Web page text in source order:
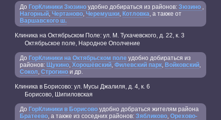
До ГорКлиники Зюзино удобно добираться из районов: Зюзино
Нагорный Чертаново Черемушки Котловка , а также от
Варшавского ш.
Клиника на Октябрьском Поле: ул. М. Тухачевского, д. 22, к. 3
Октябрьское поле, Народное Ополчение
До ГорКлиники на Октябрьском поле удобно добираться из
районов: Щукино Хорошёвский Филевский парк Войковский
Сокол Строгино и др.
Клиника в Борисово: ул. Мусы Джалиля, д. 4, к. 6
Борисово, Шипиловская
До ГорКлиники в Борисово удобно добраться жителям района
Братеево , а также из соседних районов: Зябликово Орехово-